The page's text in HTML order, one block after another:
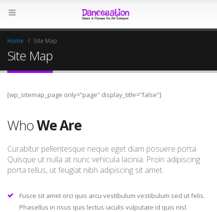
Home Site Map
Site Map
[wp_sitemap_page only=”page” display_title=”false”]
WhoWe Are
Curabitur pellentesque neque eget diam posuere porta.
Quisque ut nulla at nunc vehicula lacinia. Proin adipiscing
porta tellus, ut feugiat nibh adipiscing sit amet.
Fusce sit amet orci quis arcu vestibulum vestibulum sed ut felis.
Phasellus in risus quis lectus iaculis vulputate id quis nisl.